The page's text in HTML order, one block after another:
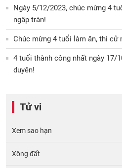
Ngày 5/12/2023, chúc mừng 4
ngập tràn!
Chúc mừng 4 tuổi làm ăn, thi cử
4 tuổi thành công nhất ngày 17/
duyên!
Tử vi
Xem sao hạn
Xông đất